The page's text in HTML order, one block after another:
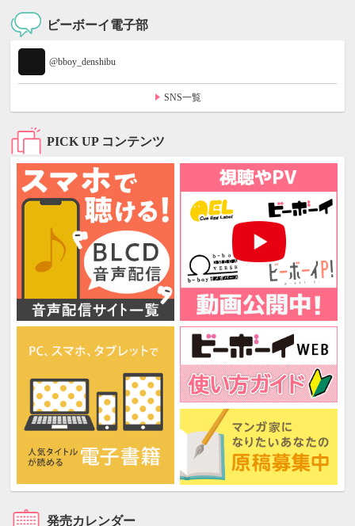
ビーボーイ電子部
@bboy_denshibu
SNS一覧
PICK UP コンテンツ
発売カレンダー